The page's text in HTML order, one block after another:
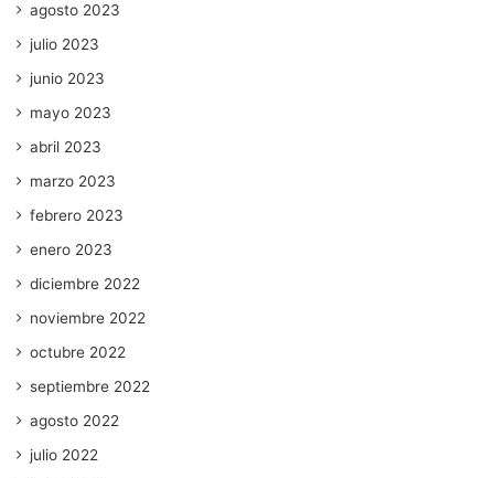
agosto 2023
julio 2023
junio 2023
mayo 2023
abril 2023
marzo 2023
febrero 2023
enero 2023
diciembre 2022
noviembre 2022
octubre 2022
septiembre 2022
agosto 2022
julio 2022